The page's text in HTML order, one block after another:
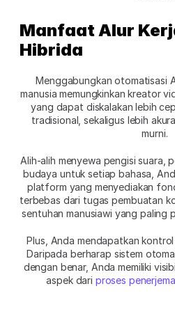
Manfaat Alur
Hibrida
Menggabungkan otomatisasi
manusia memungkinkan kreator
yang dapat diskalakan lebih
tradisional, sekaligus lebih
murni.
Alih-alih menyewa pengisi suara,
budaya untuk setiap bahasa,
platform yang menyediakan
terbebas dari tugas pembuatan
sentuhan manusiawi yang paling
Plus, Anda mendapatkan
Daripada berharap sistem
dengan benar, Anda memiliki
aspek dari proses